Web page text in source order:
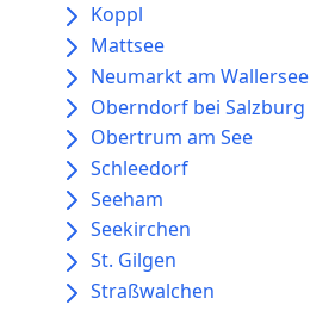
Koppl
Mattsee
Neumarkt am Wallersee
Oberndorf bei Salzburg
Obertrum am See
Schleedorf
Seeham
Seekirchen
St. Gilgen
Straßwalchen